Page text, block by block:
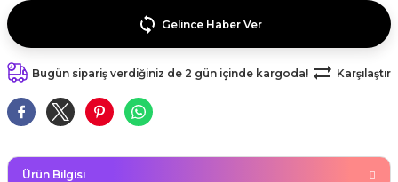
Veda Parti Malzemeleri
Süsleri (Halloween)
Günü
dişim
Maskeleri
modelleri (süslü
Malzemeleri
Taş Baskı Ürünleri
Ürünleri
Gelince Haber Ver
Bugün sipariş verdiğiniz de 2 gün içinde kargoda! Karşılaştır
Ürün Bilgisi